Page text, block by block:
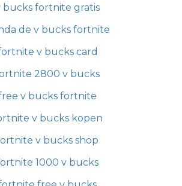
bucks fortnite gratis
de v bucks fortnite
v bucks card
2800 v bucks
v bucks fortnite
v bucks kopen
v bucks shop
1000 v bucks